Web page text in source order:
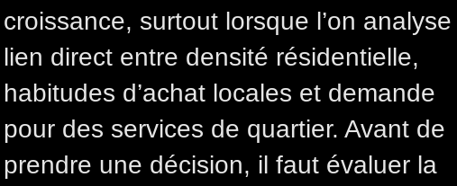
croissance, surtout lorsque l’on analyse
lien direct entre densité résidentielle,
habitudes d’achat locales et demande
pour des services de quartier. Avant de
prendre une décision, il faut évaluer la